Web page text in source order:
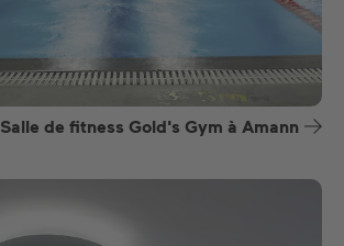
Salle de fitness Gold's Gym à Amann